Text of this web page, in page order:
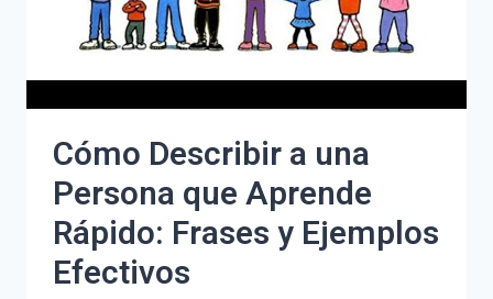
TU
BIENESTAR
Cómo Describir a una
Persona que Aprende
Rápido: Frases y Ejemplos
Efectivos